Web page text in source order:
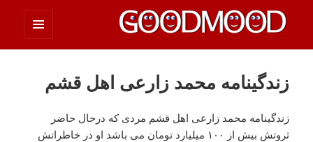
چیزای خووب مووب
زندگینامه محمد زارعی اهل قشم
زندگینامه محمد زارعی اهل قشم مردی که درحال حاضر
ثروتش بیش از ۱۰۰ میلیارد تومان می باشد او در خاطراتش